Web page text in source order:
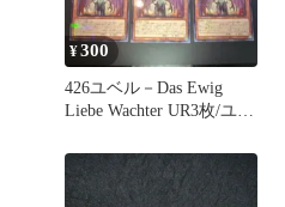
¥300
426ユベル－Das Ewig
Liebe Wachter UR3枚/ユベ